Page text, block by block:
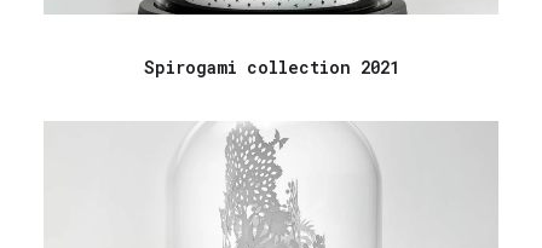
Spirogami collection 2021